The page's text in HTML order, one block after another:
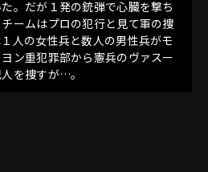
。だが１発の銃弾で心臓を撃ち
ームはプロの犯行と見て軍の捜
人の女性兵と数人の男性兵がモ
ン重犯罪部から憲兵のヴァスー
を捜すが…。